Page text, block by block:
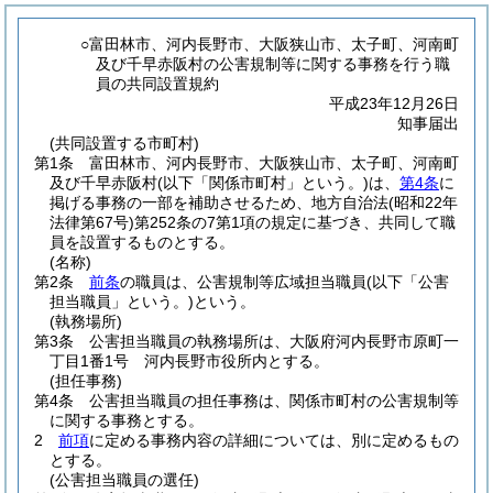
○富田林市、河内長野市、大阪狭山市、太子町、河南町
及び千早赤阪村の公害規制等に関する事務を行う職
員の共同設置規約
平成23年12月26日
知事届出
(共同設置する市町村)
第1条
富田林市、河内長野市、大阪狭山市、太子町、河南町
及び千早赤阪村(以下「関係市町村」という。)は、 第4条に
掲げる事務の一部を補助させるため、地方自治法(昭和22年
法律第67号)第252条の7第1項の規定に基づき、共同して職
員を設置するものとする。
(名称)
第2条
前条の職員は、公害規制等広域担当職員(以下「公害
担当職員」という。)という。
(執務場所)
第3条
公害担当職員の執務場所は、大阪府河内長野市原町一
丁目1番1号 河内長野市役所内とする。
(担任事務)
第4条
公害担当職員の担任事務は、関係市町村の公害規制等
に関する事務とする。
2
前項に定める事務内容の詳細については、別に定めるもの
とする。
(公害担当職員の選任)